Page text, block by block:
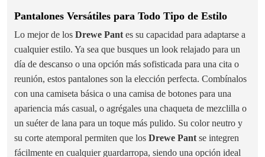
Pantalones Versátiles para Todo Tipo de Estilo
Lo mejor de los Drewe Pant es su capacidad para adaptarse a
cualquier estilo. Ya sea que busques un look relajado para un
día de descanso o una opción más sofisticada para una cita o
reunión, estos pantalones son la elección perfecta. Combínalos
con una camiseta básica o una camisa de botones para una
apariencia más casual, o agrégales una chaqueta de mezclilla o
un suéter de lana para un toque más pulido. Su color neutro y
su corte atemporal permiten que los Drewe Pant se integren
fácilmente en cualquier guardarropa, siendo una opción ideal